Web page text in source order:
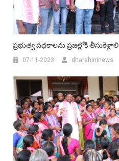
ప్రభుత్వ పథకాలను ప్రజల్లోకి తీసుకెళ్లాలి
07-11-2023 dharshininews